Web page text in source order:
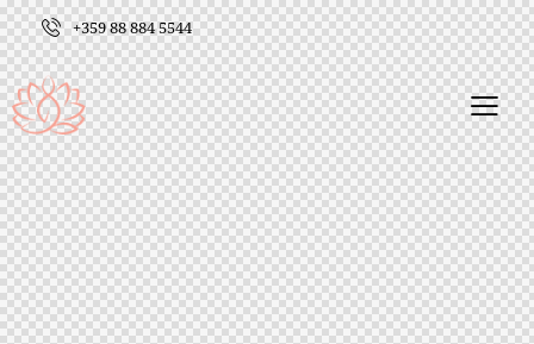
+359 88 884 5544